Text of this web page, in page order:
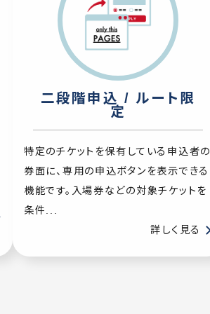
二段階申込 / ルート限
定
特定のチケットを保有している申込者の
券面に、専用の申込ボタンを表示できる
機能です。入場券などの対象チケットを
条件...
詳しく見る